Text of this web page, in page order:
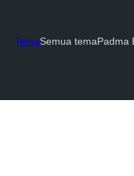
TemaSemua temaPadma